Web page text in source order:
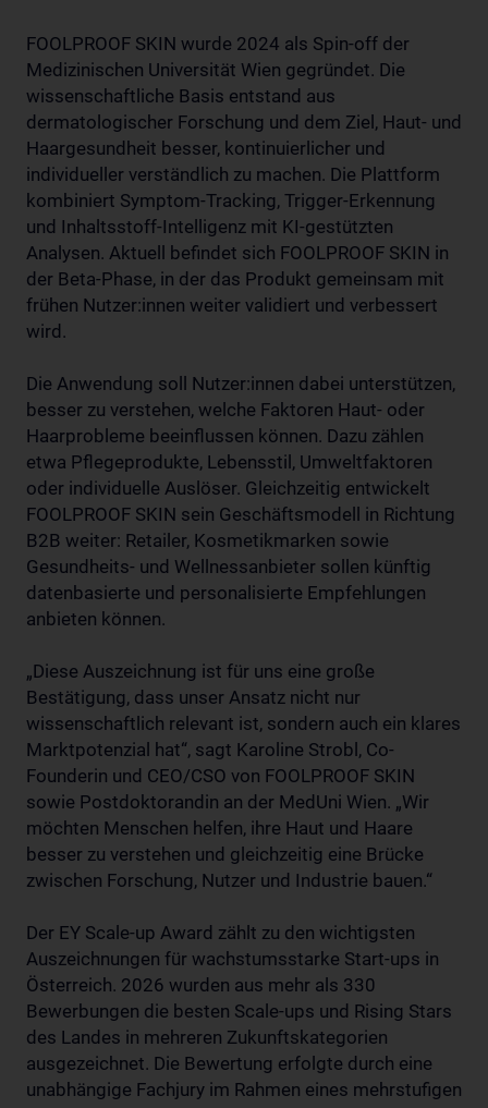
FOOLPROOF SKIN wurde 2024 als Spin-off der
Medizinischen Universität Wien gegründet. Die
wissenschaftliche Basis entstand aus
dermatologischer Forschung und dem Ziel, Haut- und
Haargesundheit besser, kontinuierlicher und
individueller verständlich zu machen. Die Plattform
kombiniert Symptom-Tracking, Trigger-Erkennung
und Inhaltsstoff-Intelligenz mit KI-gestützten
Analysen. Aktuell befindet sich FOOLPROOF SKIN in
der Beta-Phase, in der das Produkt gemeinsam mit
frühen Nutzer:innen weiter validiert und verbessert
wird.
Die Anwendung soll Nutzer:innen dabei unterstützen,
besser zu verstehen, welche Faktoren Haut- oder
Haarprobleme beeinflussen können. Dazu zählen
etwa Pflegeprodukte, Lebensstil, Umweltfaktoren
oder individuelle Auslöser. Gleichzeitig entwickelt
FOOLPROOF SKIN sein Geschäftsmodell in Richtung
B2B weiter: Retailer, Kosmetikmarken sowie
Gesundheits- und Wellnessanbieter sollen künftig
datenbasierte und personalisierte Empfehlungen
anbieten können.
„Diese Auszeichnung ist für uns eine große
Bestätigung, dass unser Ansatz nicht nur
wissenschaftlich relevant ist, sondern auch ein klares
Marktpotenzial hat“, sagt Karoline Strobl, Co-
Founderin und CEO/CSO von FOOLPROOF SKIN
sowie Postdoktorandin an der MedUni Wien. „Wir
möchten Menschen helfen, ihre Haut und Haare
besser zu verstehen und gleichzeitig eine Brücke
zwischen Forschung, Nutzer und Industrie bauen.“
Der EY Scale-up Award zählt zu den wichtigsten
Auszeichnungen für wachstumsstarke Start-ups in
Österreich. 2026 wurden aus mehr als 330
Bewerbungen die besten Scale-ups und Rising Stars
des Landes in mehreren Zukunftskategorien
ausgezeichnet. Die Bewertung erfolgte durch eine
unabhängige Fachjury im Rahmen eines mehrstufigen